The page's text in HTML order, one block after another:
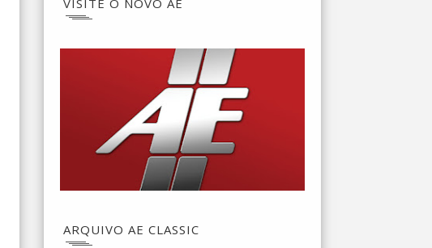
VISITE O NOVO AE
ARQUIVO AE CLASSIC